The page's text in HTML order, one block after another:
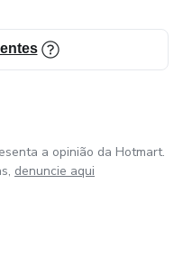
a opinião da Hotmart.
denuncie aqui